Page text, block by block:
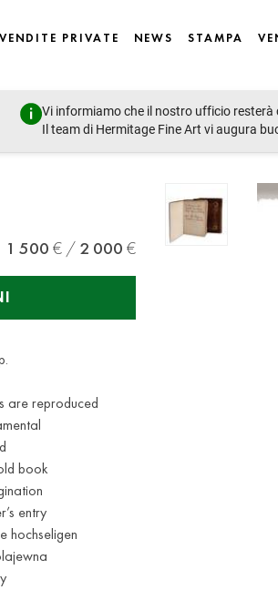
VENDITE PRIVATE NEWS STAMPA
Vi informiamo che il nostro ufficio
Il team di Hermitage Fine Art vi augura
1 500 2 000
are reproduced
book
entry
hochseligen